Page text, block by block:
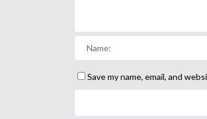
Save my name, email, and